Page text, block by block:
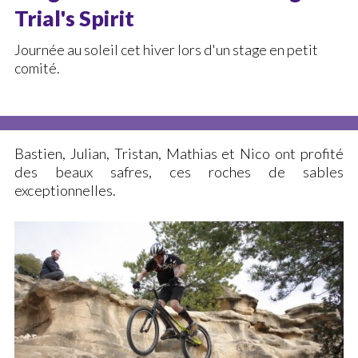
La discipline (BMX)
Installations (BMX)
Démonstration Air Bag
AGENDA
LE BIKE PARK
Anniversaires
Magasin – Atelier Réparation
Règlement du Bike Park
Horaires & Tarifs
Trial's Spirit
Journée au soleil cet hiver lors d'un stage en petit
comité.
Bastien, Julian, Tristan, Mathias et Nico ont profité
des beaux safres, ces roches de sables
exceptionnelles.